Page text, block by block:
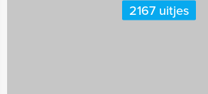
2167 uitjes